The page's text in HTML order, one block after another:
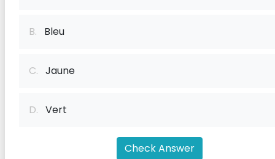
B. Bleu
C. Jaune
D. Vert
Check Answer